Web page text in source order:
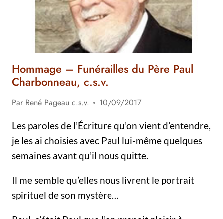
C.S.V.
Hommage – Funérailles du Père Paul
Charbonneau, c.s.v.
Par René Pageau c.s.v.
10/09/2017
Les paroles de l’Écriture qu’on vient d’entendre,
je les ai choisies avec Paul lui-même quelques
semaines avant qu’il nous quitte.
Il me semble qu’elles nous livrent le portrait
spirituel de son mystère…